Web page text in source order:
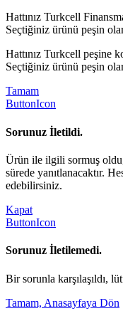
Hattınız Turkcell
Seçtiğiniz ürünü peşin
Hattınız Turkcell peşine
Seçtiğiniz ürünü peşin
Tamam
ButtonIcon
Sorunuz İletildi.
Ürün ile ilgili sormuş
sürede yanıtlanacaktır.
edebilirsiniz.
Kapat
ButtonIcon
Sorunuz İletilemedi.
Bir sorunla karşılaşıldı,
Tamam, Anasayfaya Dön